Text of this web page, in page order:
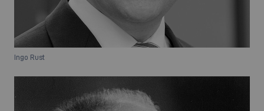
Ingo Rust